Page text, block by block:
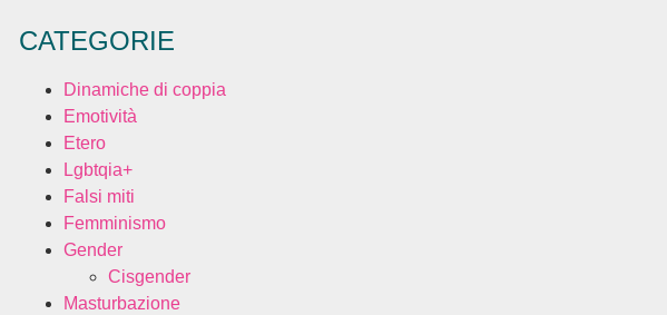
CATEGORIE
Dinamiche di coppia
Emotività
Etero
Lgbtqia+
Falsi miti
Femminismo
Gender
Cisgender
Masturbazione